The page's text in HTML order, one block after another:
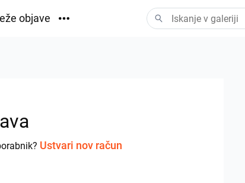
objave
Ustvari nov račun